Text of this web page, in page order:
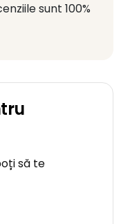
sunt 100%
să te